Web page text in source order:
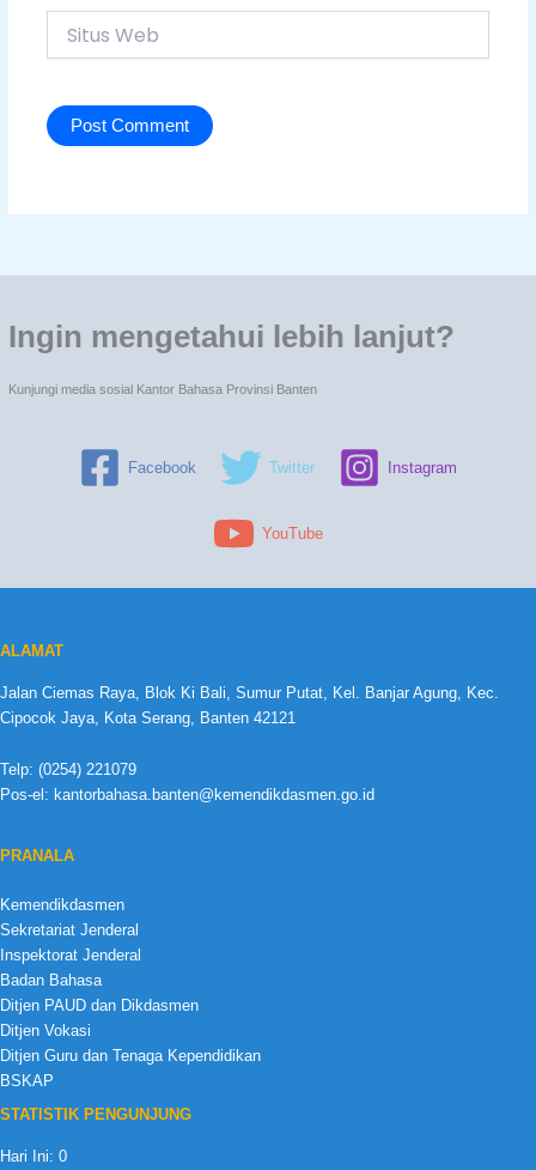
Web
Ingin mengetahui lebih lanjut?
Kunjungi media sosial Kantor Bahasa Provinsi Banten
Facebook Twitter Instagram
YouTube
ALAMAT
Jalan Ciemas Raya, Blok Ki Bali, Sumur Putat, Kel. Banjar Agung, Kec.
Cipocok Jaya, Kota Serang, Banten 42121
Telp: (0254) 221079
Pos-el: kantorbahasa.banten@kemendikdasmen.go.id
PRANALA
Kemendikdasmen
Sekretariat Jenderal
Inspektorat Jenderal
Badan Bahasa
Ditjen PAUD dan Dikdasmen
Ditjen Vokasi
Ditjen Guru dan Tenaga Kependidikan
BSKAP
STATISTIK PENGUNJUNG
Hari Ini: 0